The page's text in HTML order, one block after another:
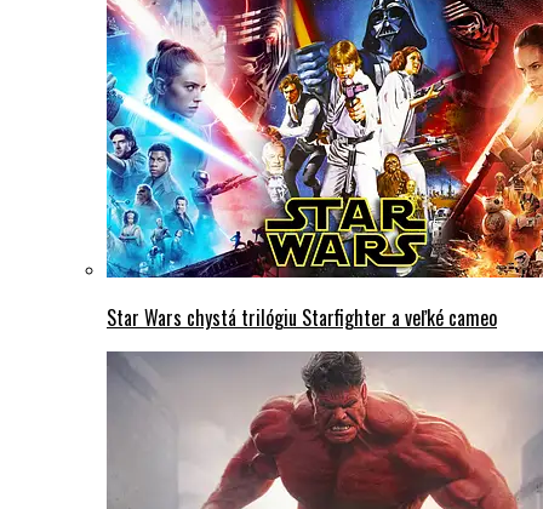
Star Wars chystá trilógiu Starfighter a veľké cameo